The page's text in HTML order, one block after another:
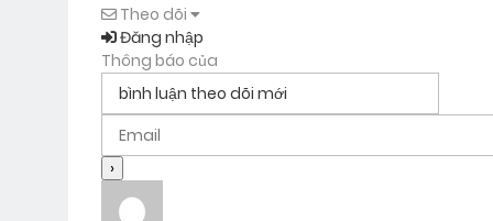
Theo dõi
Đăng nhập
Thông báo của